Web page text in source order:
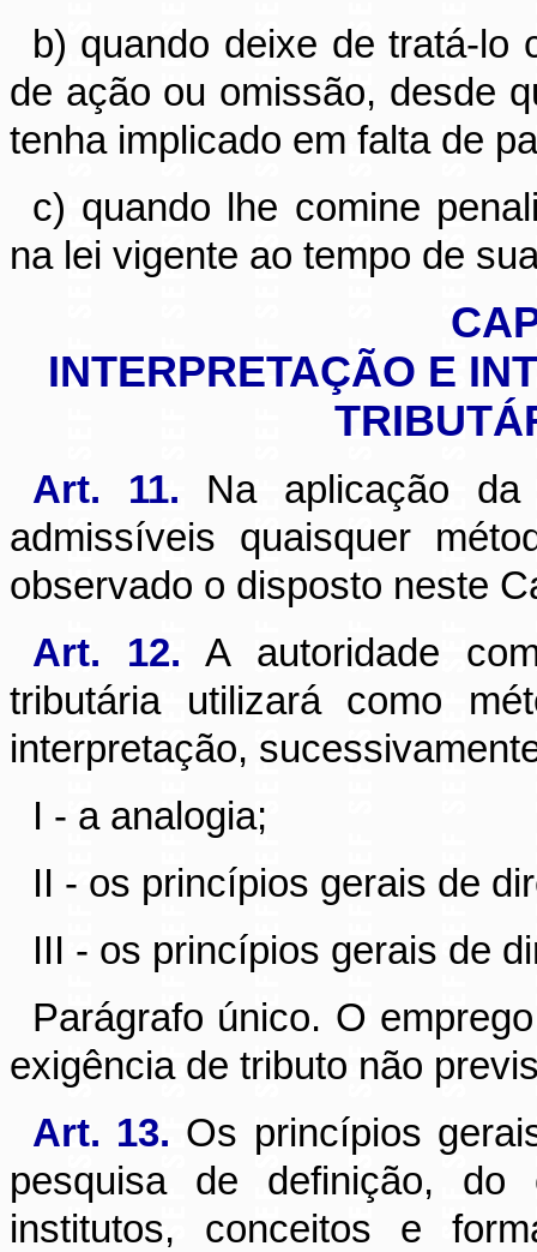
b) quando deixe de tratá-lo
de ação ou omissão, desde
tenha implicado em falta de
c) quando lhe comine
na lei vigente ao tempo de
INTERPRETAÇÃO E
Art. 11. Na aplicação da
admissíveis quaisquer
observado o disposto neste
Art. 12. A autoridade
tributária utilizará como
interpretação,
I - a analogia;
II - os princípios gerais de
III - os princípios gerais de
Parágrafo único. O
exigência de tributo não
Art. 13. Os princípios
pesquisa de definição,
institutos, conceitos e